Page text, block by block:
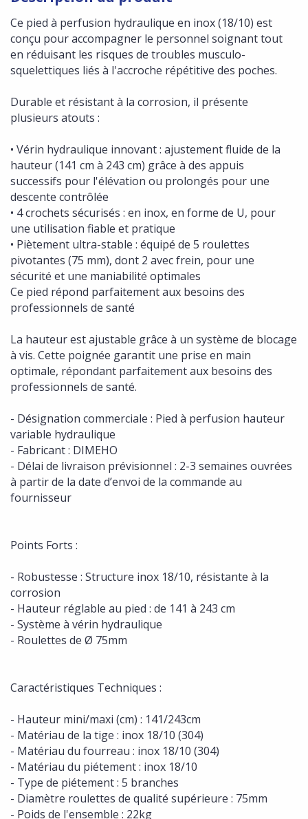
Ce pied à perfusion hydraulique en inox (18/10) est
conçu pour accompagner le personnel soignant tout
en réduisant les risques de troubles musculo-
squelettiques liés à l'accroche répétitive des poches.
Durable et résistant à la corrosion, il présente
plusieurs atouts :
• Vérin hydraulique innovant : ajustement fluide de la
hauteur (141 cm à 243 cm) grâce à des appuis
successifs pour l'élévation ou prolongés pour une
descente contrôlée
• 4 crochets sécurisés : en inox, en forme de U, pour
une utilisation fiable et pratique
• Piètement ultra-stable : équipé de 5 roulettes
pivotantes (75 mm), dont 2 avec frein, pour une
sécurité et une maniabilité optimales
Ce pied répond parfaitement aux besoins des
professionnels de santé
La hauteur est ajustable grâce à un système de blocage
à vis. Cette poignée garantit une prise en main
optimale, répondant parfaitement aux besoins des
professionnels de santé.
- Désignation commerciale : Pied à perfusion hauteur
variable hydraulique
- Fabricant : DIMEHO
- Délai de livraison prévisionnel : 2-3 semaines ouvrées
à partir de la date d’envoi de la commande au
fournisseur
Points Forts :
- Robustesse : Structure inox 18/10, résistante à la
corrosion
- Hauteur réglable au pied : de 141 à 243 cm
- Système à vérin hydraulique
- Roulettes de Ø 75mm
Caractéristiques Techniques :
- Hauteur mini/maxi (cm) : 141/243cm
- Matériau de la tige : inox 18/10 (304)
- Matériau du fourreau : inox 18/10 (304)
- Matériau du piétement : inox 18/10
- Type de piétement : 5 branches
- Diamètre roulettes de qualité supérieure : 75mm
- Poids de l'ensemble : 22kg